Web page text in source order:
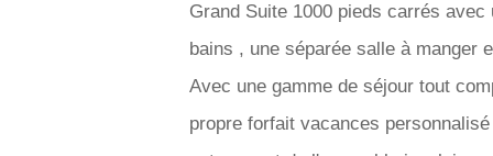
Grand Suite 1000 pieds carrés
bains , une séparée salle à manger
Avec une gamme de séjour tout
propre forfait vacances